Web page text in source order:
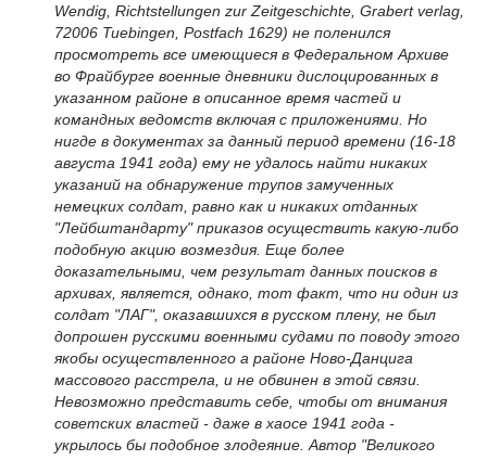
Wendig, Richtstellungen zur Zeitgeschichte, Grabert verlag,
72006 Tuebingen, Postfach 1629) не поленился
просмотреть все имеющиеся в Федеральном Архиве
во Фрайбурге военные дневники дислоцированных в
указанном районе в описанное время частей и
командных ведомств включая с приложениями. Но
нигде в документах за данный период времени (16-18
августа 1941 года) ему не удалось найти никаких
указаний на обнаружение трупов замученных
немецких солдат, равно как и никаких отданных
"Лейбштандарту" приказов осуществить какую-либо
подобную акцию возмездия. Еще более
доказательными, чем результат данных поисков в
архивах, является, однако, тот факт, что ни один из
солдат "ЛАГ", оказавшихся в русском плену, не был
допрошен русскими военными судами по поводу этого
якобы осуществленного а районе Ново-Данцига
массового расстрела, и не обвинен в этой связи.
Невозможно представить себе, чтобы от внимания
советских властей - даже в хаосе 1941 года -
укрылось бы подобное злодеяние. Автор "Великого